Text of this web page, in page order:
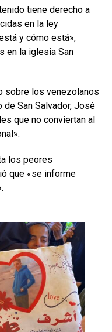
tiene derecho a
en la ley
y cómo está»,
en la iglesia San
sobre los venezolanos
San Salvador, José
que no conviertan al
los peores
que «se informe